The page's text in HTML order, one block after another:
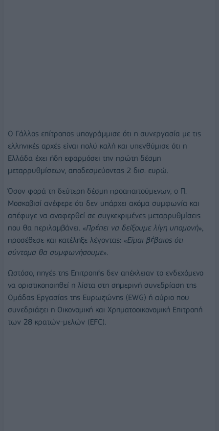
Ο Γάλλος επίτροπος υπογράμμισε ότι η συνεργασία με τις
ελληνικές αρχές είναι πολύ καλή και υπενθύμισε ότι η
Ελλάδα έχει ήδη εφαρμόσει την πρώτη δέσμη
μεταρρυθμίσεων, αποδεσμεύοντας 2 δισ. ευρώ.
Όσον φορά τη δεύτερη δέσμη προαπαιτούμενων, ο Π.
Μοσκοβισί ανέφερε ότι δεν υπάρχει ακόμα συμφωνία και
απέφυγε να αναφερθεί σε συγκεκριμένες μεταρρυθμίσεις
που θα περιλαμβάνει. «Πρέπει να δείξουμε λίγη υπομονή»,
προσέθεσε και κατέληξε λέγοντας: «Είμαι βέβαιος ότι
σύντομα θα συμφωνήσουμε».
Ωστόσο, πηγές της Επιτροπής δεν απέκλειαν το ενδεχόμενο
να οριστικοποιηθεί η λίστα στη σημερινή συνεδρίαση της
Ομάδας Εργασίας της Ευρωζώνης (EWG) ή αύριο που
συνεδριάζει η Οικονομική και Χρηματοοικονομική Επιτροπή
των 28 κρατών-μελών (EFC).